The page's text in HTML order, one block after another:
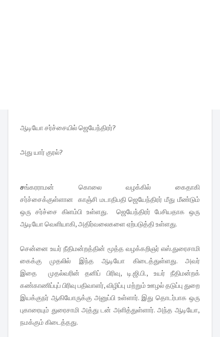
ஆடியோ சர்ச்சையில் ஜெயேந்திரர்?
அது யார் குரல்?
சங்கரராமன் கொலை வழக்கில் கைதாகி
சர்ச்சைக்குள்ளான காஞ்சி மடாதிபதி ஜெயேந்திரர் மீது மீண்டும்
ஒரு சர்ச்சை கிளம்பி உள்ளது. ஜெயேந்திரர் பேசியதாக ஒரு
ஆடியோ வெளியாகி, அதிர்வலைகளை ஏற்படுத்தி உள்ளது.
சென்னை உயர் நீதிமன்றத்தின் மூத்த வழக்கறிஞர் எஸ்.துரைசாமி
கைக்கு முதலில் இந்த ஆடியோ கிடைத்துள்ளது. அவர்
இதை முதல்வரின் தனிப் பிரிவு, டி.ஜி.பி., உயர் நீதிமன்றக்
கண்காணிப்புப் பிரிவு பதிவாளர், விழிப்பு மற்றும் ஊழல் தடுப்பு துறை
இயக்குநர் ஆகியோருக்கு அனுப்பி உள்ளார். இது தொடர்பாக ஒரு
புகாரையும் துரைசாமி அத்து டன் அளித்துள்ளார். அந்த ஆடியோ,
நமக்கும் கிடைத்தது.